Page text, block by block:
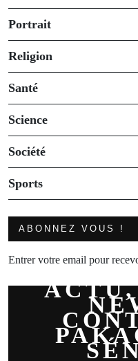
Portrait
Religion
Santé
Science
Société
Sports
ABONNEZ VOUS !
Entrer votre email pour